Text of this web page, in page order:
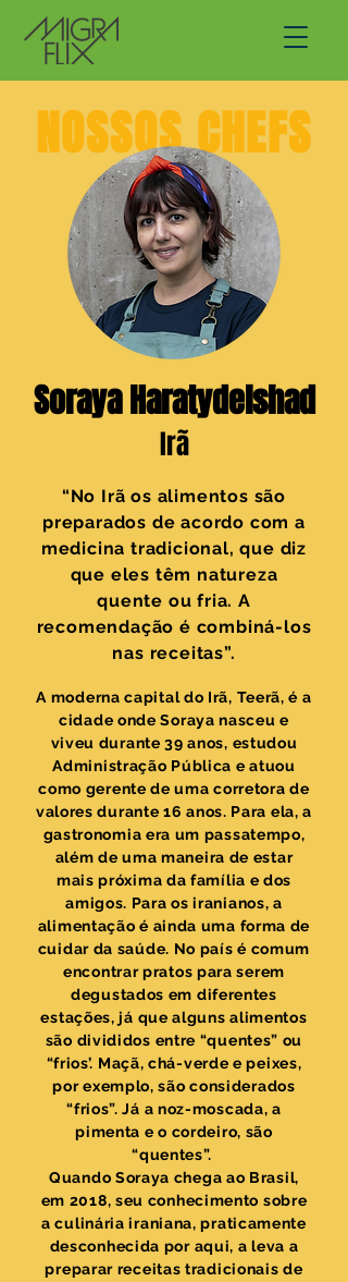
NOSSOS CHEFS
Soraya Haratydelshad
Irã
“No Irã os alimentos são
preparados de acordo com a
medicina tradicional, que diz
que eles têm natureza
quente ou fria. A
recomendação é combiná-los
nas receitas”.
A moderna capital do Irã, Teerã, é a
cidade onde Soraya nasceu e
viveu durante 39 anos, estudou
Administração Pública e atuou
como gerente de uma corretora de
valores durante 16 anos. Para ela, a
gastronomia era um passatempo,
além de uma maneira de estar
mais próxima da família e dos
amigos. Para os iranianos, a
alimentação é ainda uma forma de
cuidar da saúde. No país é comum
encontrar pratos para serem
degustados em diferentes
estações, já que alguns alimentos
são divididos entre “quentes” ou
“frios’. Maçã, chá-verde e peixes,
por exemplo, são considerados
“frios”. Já a noz-moscada, a
pimenta e o cordeiro, são
“quentes”.
Quando Soraya chega ao Brasil,
em 2018, seu conhecimento sobre
a culinária iraniana, praticamente
desconhecida por aqui, a leva a
preparar receitas tradicionais de